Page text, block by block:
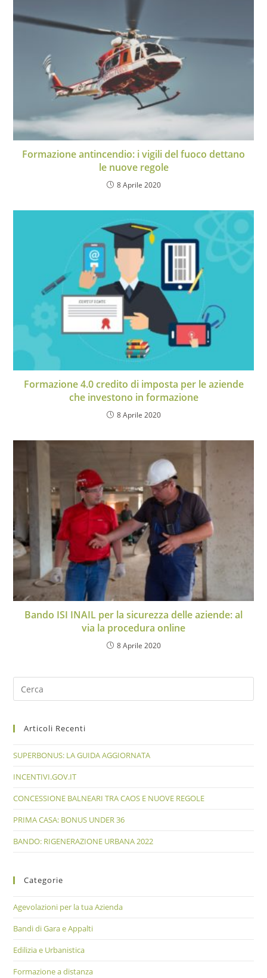
Formazione antincendio: i vigili del fuoco dettano
le nuove regole
8 Aprile 2020
Formazione 4.0 credito di imposta per le aziende
che investono in formazione
8 Aprile 2020
Bando ISI INAIL per la sicurezza delle aziende: al
via la procedura online
8 Aprile 2020
Articoli Recenti
SUPERBONUS: LA GUIDA AGGIORNATA
INCENTIVI.GOV.IT
CONCESSIONE BALNEARI TRA CAOS E NUOVE REGOLE
PRIMA CASA: BONUS UNDER 36
BANDO: RIGENERAZIONE URBANA 2022
Categorie
Agevolazioni per la tua Azienda
Bandi di Gara e Appalti
Edilizia e Urbanistica
Formazione a distanza